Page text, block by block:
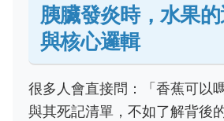
胰臟發炎時，水果
與核心邏輯
很多人會直接問：「香蕉可以
與其死記清單，不如了解背後